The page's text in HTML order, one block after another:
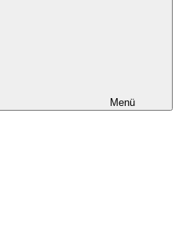
Menü